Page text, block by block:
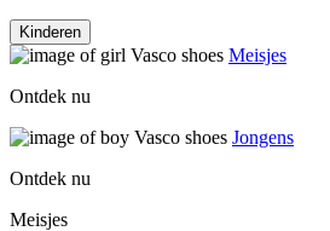
Kinderen
Meisjes
Ontdek nu
Jongens
Ontdek nu
Meisjes